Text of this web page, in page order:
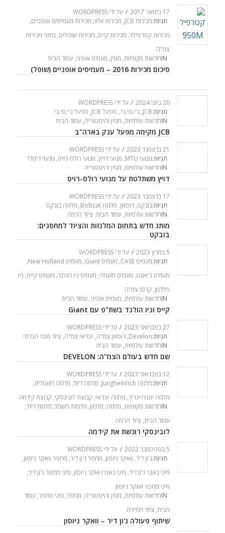
17 בינואר 2017 / על ידי WORDPRESS
INחדשות מקומיות, מגזין, מעמיס אופני, עמוד הבית
תגיות:מכירות JCB , מכירות וולוו, מכירות מעמיסים אופניים,
מכירות קטרפילר, מכירות קייס, מכירות שופלים, נתוני מכירות
צמ"ה
סיכום מכירות 2016 – מעמיסים אופניים (שופל)
20 ביוני 2024 / על ידי WORDPRESS
INחדשות עולמיות, מגזין והיסטוריה, עמוד הבית
תגיות:JCB
, ג'י.סי.בי., מפעל JCB , מפעל ג'י.סי.בי
JCB מקימה מפעל ענק בארה"ב
21 בדצמבר 2023 / על ידי WORDPRESS
INחדשות עולמיות, מגזין והיסטוריה
תגיות:מנועי MTU , מנועי דויץ, מנועי רולס-רויס, מנעוי דימלר
דויץ משתלטת על מנועי רולס-רויס
17 בדצמבר 2023 / על ידי WORDPRESS
INחדשות עולמיות, עמוד הבית, ציוד הרמה
תגיות:בובקט, דוסאן, מלגזה Bobcat , מלגזה בובקט
מותג חדש בתחום המלגזות והציוד למחסנים:
בובקט
5 במרץ 2023 / על ידי WORDPRESS
INחדשות עולמיות, מעמיס אופני, עמוד הבית
תגיות:מעמיס CASE , מעמיס Giant , מעמיס New Holland
,
מעמיס ג'יאנט, מעמיס חשמלי, מעמיס ניו הולנד, מעמיס קייס, ניו
פלדמן, קרסו צמ"ה
קייס וניו הולנד בשת"פ עם Giant
27 בפברואר 2023 / על ידי WORDPRESS
INחדשות עולמיות, עמוד הבית
תגיות:Develon
, דוסאן צמ"ה, יונדאי צמ"ה, ציוד מכני הנדסי
שם חדש בעולם הצמ"ה: DEVELON
12 בפברואר 2023 / על ידי WORDPRESS
INחדשות מקומיות, מלגזה, מלגזון, מלגזות חשמל, מלגזת דיזל,
עמוד הבית, ציוד הרמה
תגיות:מלגזה Jungheinrich , מלגזה דיזל, מלגזה חשמלית,
מלגזה יונגהיינריך, מלגזה יונדאי, קבוצת לובינסקי, קבוצת קידמה
לובינסקי רוכשת את קידמה
5 בספטמבר 2022 / על ידי WORDPRESS
INחדשות עולמיות, מגזין והיסטוריה, מחפר, מיני מחפר, עמוד
הבית, ציוד חפירה
תגיות:ג'ון דיר, וואקר ניוסון, מחפר ג'ון דיר, מחפר וואקר ניוסון,
מיני באגר ג'ון דיר, מיני באגרו ואקר ניוסון, מיני מחפר ג'ון דיר,
מיני מחפר וואקר ניוסון
שיתוף פעולה ג'ון דיר – וואקר ניוסון